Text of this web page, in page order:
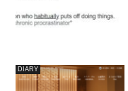
DIARY